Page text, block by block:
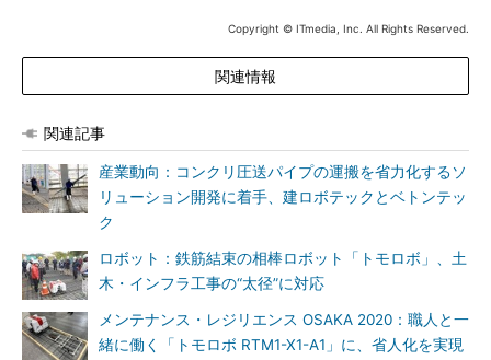
Copyright © ITmedia, Inc. All Rights Reserved.
関連情報
関連記事
産業動向：コンクリ圧送パイプの運搬を省力化するソ
リューション開発に着手、建ロボテックとベトンテッ
ク
ロボット：鉄筋結束の相棒ロボット「トモロボ」、土
木・インフラ工事の“太径”に対応
メンテナンス・レジリエンス OSAKA 2020：職人と一
緒に働く「トモロボ RTM1-X1-A1」に、省人化を実現